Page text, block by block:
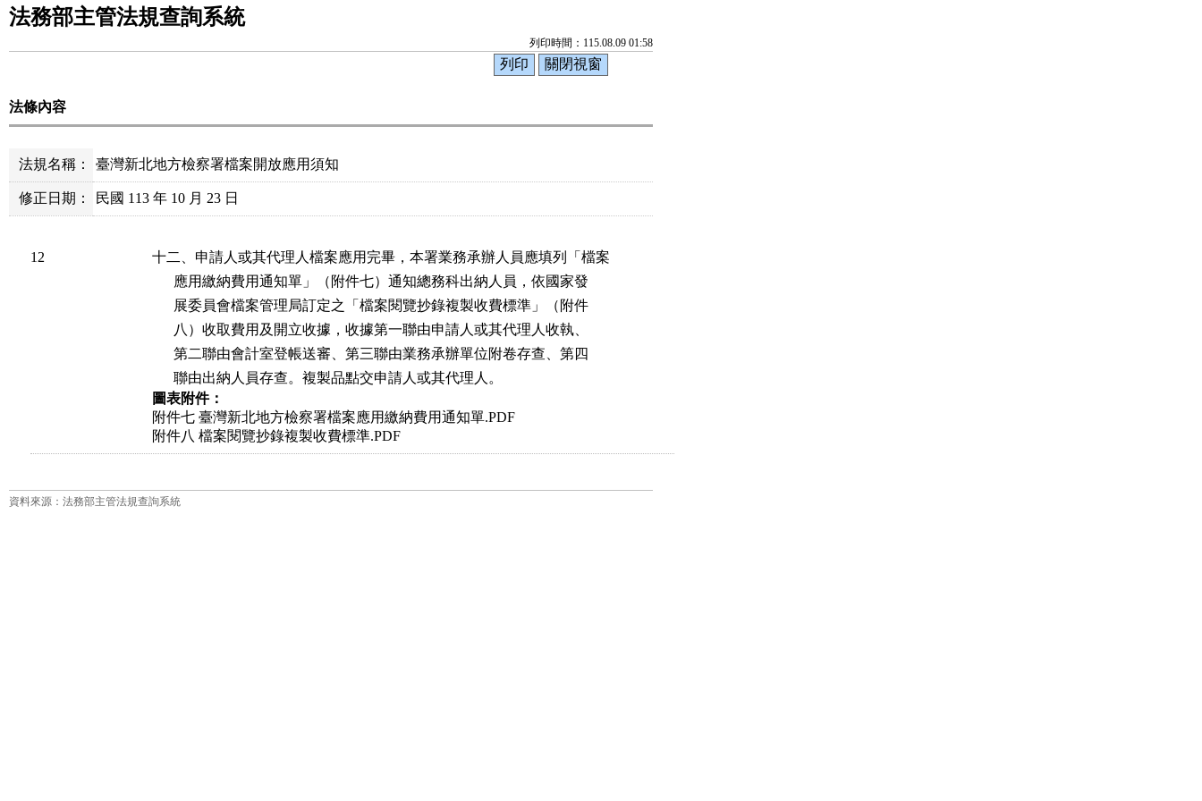
法務部主管法規查詢系統
列印時間：115.08.09 01:58
法條內容
法規名稱： 臺灣新北地方檢察署檔案開放應用須知
修正日期： 民國 113 年 10 月 23 日
12
十二、申請人或其代理人檔案應用完畢，本署業務承辦人員應填列「檔案
      應用繳納費用通知單」（附件七）通知總務科出納人員，依國家發
      展委員會檔案管理局訂定之「檔案閱覽抄錄複製收費標準」（附件
      八）收取費用及開立收據，收據第一聯由申請人或其代理人收執、
      第二聯由會計室登帳送審、第三聯由業務承辦單位附卷存查、第四
      聯由出納人員存查。複製品點交申請人或其代理人。
圖表附件：
附件七 臺灣新北地方檢察署檔案應用繳納費用通知單.PDF
附件八 檔案閱覽抄錄複製收費標準.PDF
資料來源：法務部主管法規查詢系統